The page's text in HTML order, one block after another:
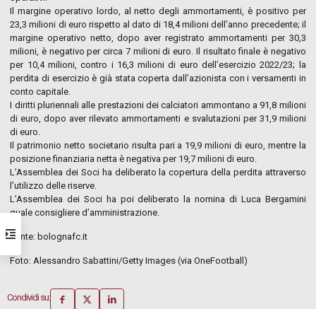
Il margine operativo lordo, al netto degli ammortamenti, è positivo per
23,3 milioni di euro rispetto al dato di 18,4 milioni dell’anno precedente; il
margine operativo netto, dopo aver registrato ammortamenti per 30,3
milioni, è negativo per circa 7 milioni di euro. Il risultato finale è negativo
per 10,4 milioni, contro i 16,3 milioni di euro dell’esercizio 2022/23; la
perdita di esercizio è già stata coperta dall’azionista con i versamenti in
conto capitale.
I diritti pluriennali alle prestazioni dei calciatori ammontano a 91,8 milioni
di euro, dopo aver rilevato ammortamenti e svalutazioni per 31,9 milioni
di euro.
Il patrimonio netto societario risulta pari a 19,9 milioni di euro, mentre la
posizione finanziaria netta è negativa per 19,7 milioni di euro.
L’Assemblea dei Soci ha deliberato la copertura della perdita attraverso
l’utilizzo delle riserve.
L’Assemblea dei Soci ha poi deliberato la nomina di Luca Bergamini
quale consigliere d’amministrazione.
Fonte: bolognafc.it
Foto: Alessandro Sabattini/Getty Images (via OneFootball)
Condividi su: